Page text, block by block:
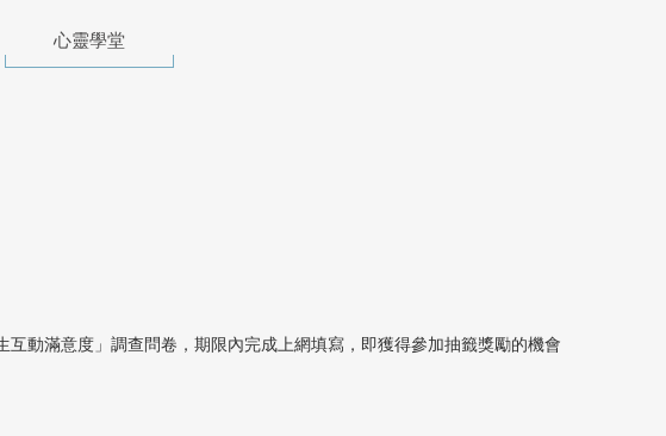
心靈學堂
動滿意度」調查問卷，期限內完成上網填寫，即獲得參加抽籤獎勵的機會